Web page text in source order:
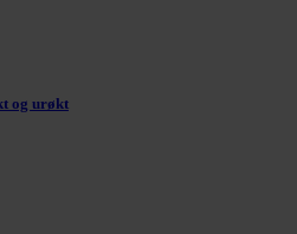
og urøkt